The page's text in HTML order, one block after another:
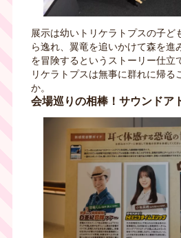
展示は幼いトリケラトプスの子ど
ら逸れ、翼竜を追いかけて森を進
を冒険するというストーリー仕立
リケラトプスは無事に群れに帰る
か。
会場巡りの相棒！サウンドア